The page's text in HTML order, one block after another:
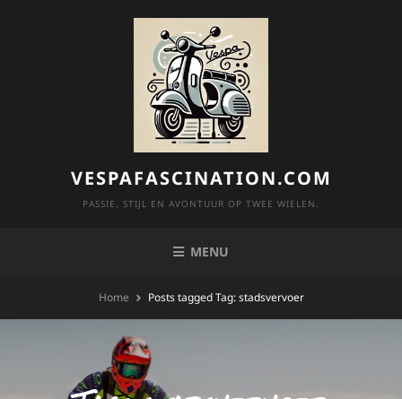
VESPAFASCINATION.COM
PASSIE, STIJL EN AVONTUUR OP TWEE WIELEN.
MENU
Home Posts taggedTag:stadsvervoer